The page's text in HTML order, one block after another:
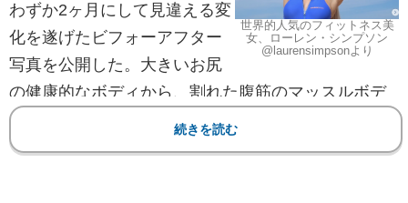
世界的人気のフィットネス美
女、ローレン・シンプソン
@laurensimpsonより
わずか2ヶ月にして見違える変
化を遂げたビフォーアフター
写真を公開した。大きいお尻
の健康的なボディから、割れた腹筋のマッスルボデ
ィに激変。一体どうやって？
続きを読む